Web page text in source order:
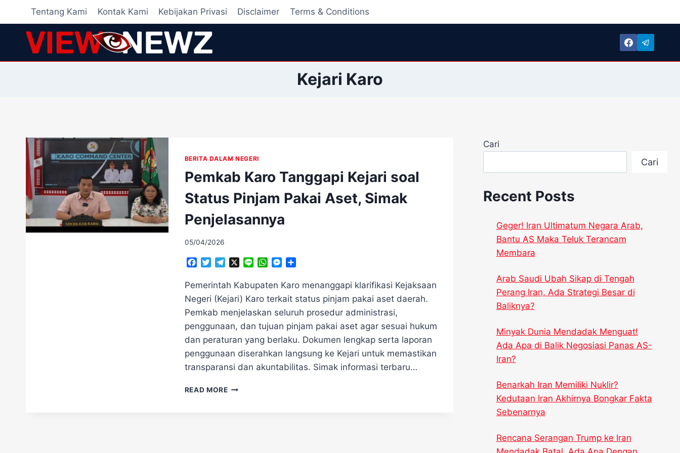
content
Tentang Kami Kontak Kami Kebijakan Privasi Disclaimer Terms & Conditions
Kejari Karo
BERITA DALAM NEGERI
Pemkab Karo Tanggapi Kejari soal
Status Pinjam Pakai Aset, Simak
Penjelasannya
05/04/2026
Facebook
TwitterTelegramLine WhatsAppMessenger
Pemerintah Kabupaten Karo menanggapi klarifikasi Kejaksaan
Negeri (Kejari) Karo terkait status pinjam pakai aset daerah.
Pemkab menjelaskan seluruh prosedur administrasi,
penggunaan, dan tujuan pinjam pakai aset agar sesuai hukum
dan peraturan yang berlaku. Dokumen lengkap serta laporan
penggunaan diserahkan langsung ke Kejari untuk memastikan
transparansi dan akuntabilitas. Simak informasi terbaru…
READ MOREPEMKAB
Cari
Cari
Recent Posts
Geger! Iran Ultimatum Negara Arab,
Bantu AS Maka Teluk Terancam
Membara
Arab Saudi Ubah Sikap di Tengah
Perang Iran, Ada Strategi Besar di
Baliknya?
Minyak Dunia Mendadak Menguat!
Ada Apa di Balik Negosiasi Panas AS-
Iran?
Benarkah Iran Memiliki Nuklir?
Kedutaan Iran Akhirnya Bongkar Fakta
Sebenarnya
Rencana Serangan Trump ke Iran